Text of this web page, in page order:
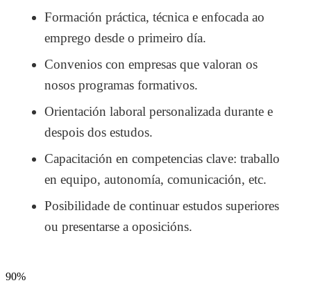
Formación práctica, técnica e enfocada ao
emprego desde o primeiro día.
Convenios con empresas que valoran os
nosos programas formativos.
Orientación laboral personalizada durante e
despois dos estudos.
Capacitación en competencias clave: traballo
en equipo, autonomía, comunicación, etc.
Posibilidade de continuar estudos superiores
ou presentarse a oposicións.
90%